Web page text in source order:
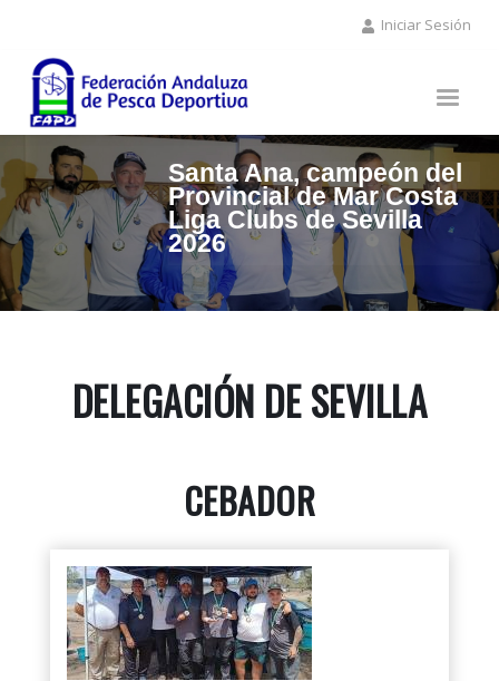
contenido
principal
Iniciar Sesión
Santa Ana, campeón del
Provincial de Mar Costa
Liga Clubs de Sevilla
2026
DELEGACIÓN DE SEVILLA
CEBADOR